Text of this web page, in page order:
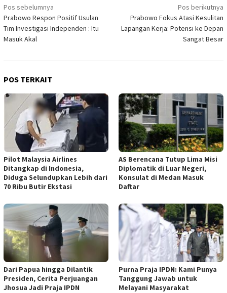
Navigasi
pos
Pos sebelumnya
Prabowo Respon Positif Usulan
Tim Investigasi Independen : Itu
Masuk Akal
Pos berikutnya
Prabowo Fokus Atasi Kesulitan
Lapangan Kerja: Potensi ke Depan
Sangat Besar
POS TERKAIT
Pilot Malaysia Airlines
Ditangkap di Indonesia,
Diduga Selundupkan Lebih dari
70 Ribu Butir Ekstasi
AS Berencana Tutup Lima Misi
Diplomatik di Luar Negeri,
Konsulat di Medan Masuk
Daftar
Dari Papua hingga Dilantik
Presiden, Cerita Perjuangan
Jhosua Jadi Praja IPDN
Purna Praja IPDN: Kami Punya
Tanggung Jawab untuk
Melayani Masyarakat